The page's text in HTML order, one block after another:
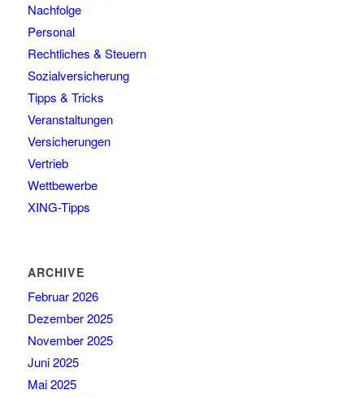
Nachfolge
Personal
Rechtliches & Steuern
Sozialversicherung
Tipps & Tricks
Veranstaltungen
Versicherungen
Vertrieb
Wettbewerbe
XING-Tipps
ARCHIVE
Februar 2026
Dezember 2025
November 2025
Juni 2025
Mai 2025